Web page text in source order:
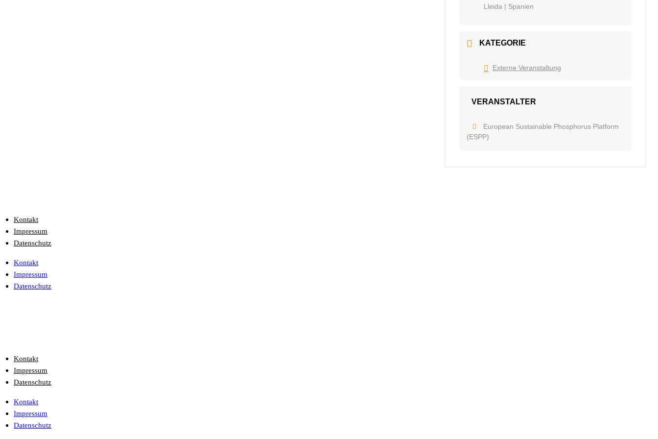
Lleida | Spanien
KATEGORIE
Externe Veranstaltung
VERANSTALTER
European Sustainable Phosphorus Platform
(ESPP)
Kontakt
Impressum
Datenschutz
Kontakt
Impressum
Datenschutz
Kontakt
Impressum
Datenschutz
Kontakt
Impressum
Datenschutz